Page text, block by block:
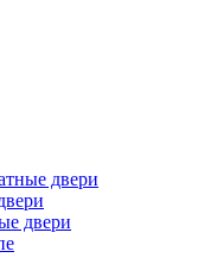
двери
двери